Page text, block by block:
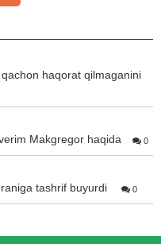
haqorat qilmaganini
Makgregor haqida 0
tashrif buyurdi 0